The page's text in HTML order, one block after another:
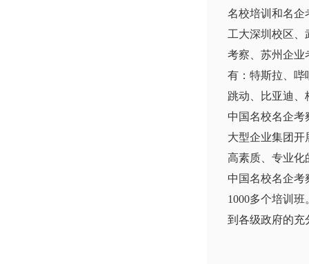
名校培训和名企
工大深圳校区
考察、苏州企业
有：特斯拉、哔
跳动、比亚迪、
中国名校名企
大型企业集团
高素质、专业化
中国名校名企考
1000多个培训
到各级政府的充